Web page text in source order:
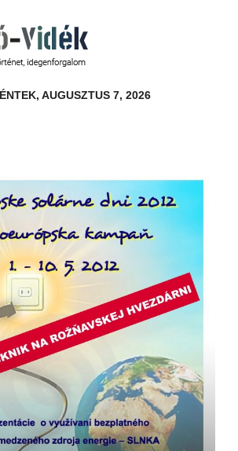
AUGUSZTUS 7, 2026